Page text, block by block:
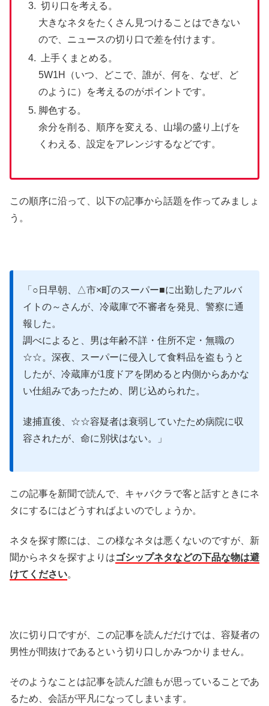
切り口を考える。
大きなネタをたくさん見つけることはできない
ので、ニュースの切り口で差を付けます。
上手くまとめる。
5W1H（いつ、どこで、誰が、何を、なぜ、ど
のように）を考えるのがポイントです。
脚色する。
余分を削る、順序を変える、山場の盛り上げを
くわえる、設定をアレンジするなどです。
この順序に沿って、以下の記事から話題を作ってみましょ
う。
「○日早朝、△市×町のスーパー■に出勤したアルバ
イトの～さんが、冷蔵庫で不審者を発見、警察に通
報した。
調べによると、男は年齢不詳・住所不定・無職の
☆☆。深夜、スーパーに侵入して食料品を盗もうと
したが、冷蔵庫が1度ドアを閉めると内側からあかな
い仕組みであったため、閉じ込められた。
逮捕直後、☆☆容疑者は衰弱していたため病院に収
容されたが、命に別状はない。」
この記事を新聞で読んで、キャバクラで客と話すときにネ
タにするにはどうすればよいのでしょうか。
ネタを探す際には、この様なネタは悪くないのですが、新
聞からネタを探すよりはゴシップネタなどの下品な物は避
けてください。
次に切り口ですが、この記事を読んだだけでは、容疑者の
男性が間抜けであるという切り口しかみつかりません。
そのようなことは記事を読んだ誰もが思っていることであ
るため、会話が平凡になってしまいます。